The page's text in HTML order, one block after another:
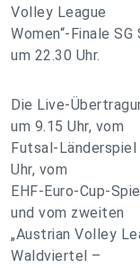
Volley League
Women“-Finale
um 22.30 Uhr.
Die Live-
um 9.15 Uhr, vom
Futsal-
Uhr, vom
EHF-Euro-Cup-
und vom zweiten
„Austrian Volley
Waldviertel –